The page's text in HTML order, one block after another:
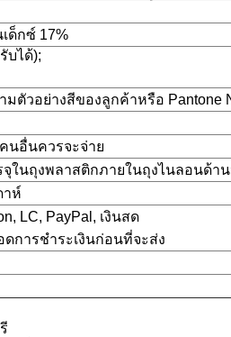
ด็กซ์ 17%
บได้);
มตัวอย่างสีของลูกค้าหรือ Pantone
นอื่นควรจะจ่าย
ในถุงพลาสติกภายในถุงไนลอนด้า
าห์
LC, PayPal, เงินสด
ดการชำระเงินก่อนที่จะส่ง